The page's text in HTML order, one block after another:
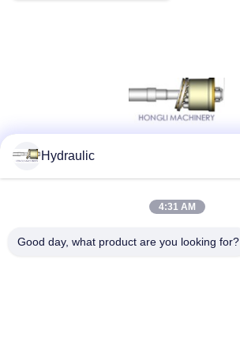
Schneller Kontakt
Hydraulic
4:31 AM
Good day, what product are you looking for?